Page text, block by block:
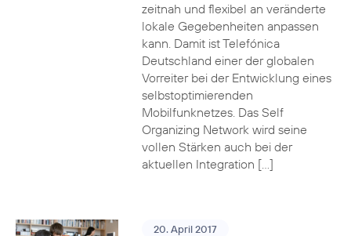
zeitnah und flexibel an veränderte
lokale Gegebenheiten anpassen
kann. Damit ist Telefónica
Deutschland einer der globalen
Vorreiter bei der Entwicklung eines
selbstoptimierenden
Mobilfunknetzes. Das Self
Organizing Network wird seine
vollen Stärken auch bei der
aktuellen Integration […]
20. April 2017